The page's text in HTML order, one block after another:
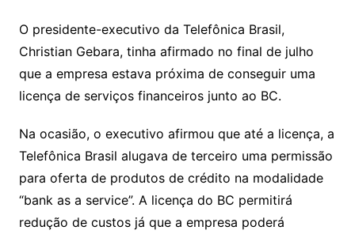
o
o
m
l
O presidente-executivo da Telefônica Brasil,
Christian Gebara, tinha afirmado no final de julho
que a empresa estava próxima de conseguir uma
licença de serviços financeiros junto ao BC.
Na ocasião, o executivo afirmou que até a licença, a
Telefônica Brasil alugava de terceiro uma permissão
para oferta de produtos de crédito na modalidade
“bank as a service”. A licença do BC permitirá
redução de custos já que a empresa poderá